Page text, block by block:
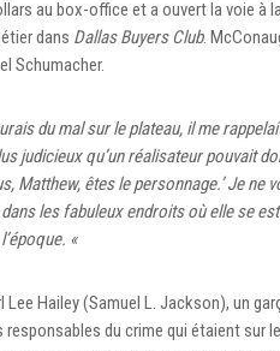
au box-office et a ouvert la voie à
dans Dallas Buyers Club.
Schumacher.
du mal sur le plateau, il me
judicieux qu’un réalisateur pouvait
Matthew, êtes le personnage.’ Je ne
les fabuleux endroits où elle se
«
Hailey (Samuel L. Jackson), un
du crime qui étaient sur